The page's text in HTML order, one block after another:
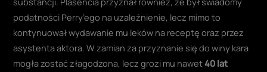
podatności Perry’ego na uzależnienie, lecz mimo to
kontynuował wydawanie mu leków na receptę oraz przez
asystenta aktora. W zamian za przyznanie się do winy kara
mogła zostać złagodzona, lecz grozi mu nawet40 lat